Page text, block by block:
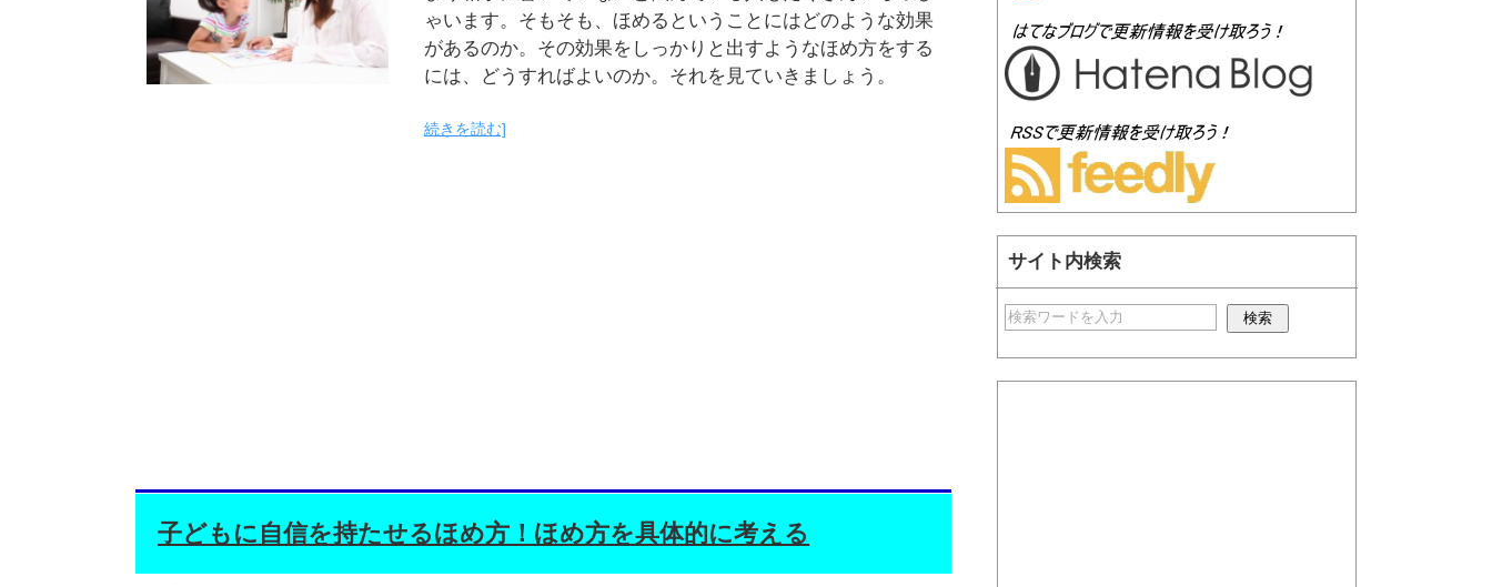
ゃいます。そもそも、ほめるということにはどのような効果
があるのか。その効果をしっかりと出すようなほめ方をする
には、どうすればよいのか。それを見ていきましょう。
続きを読む]
子どもに自信を持たせるほめ方！ほめ方を具体的に考える
サイト内検索